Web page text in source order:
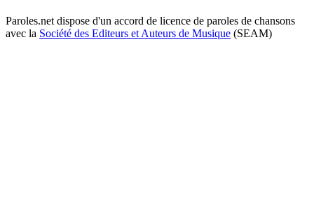
Paroles.net dispose d'un accord de licence de paroles de chansons
avec la Société des Editeurs et Auteurs de Musique (SEAM)